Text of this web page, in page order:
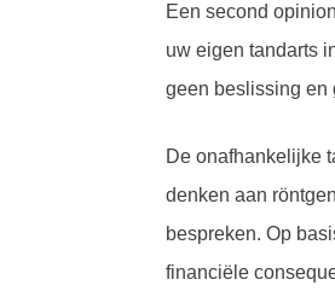
Een second
uw eigen tandarts
geen beslissing en
De onafhankelijke
denken aan
bespreken. Op
financiële